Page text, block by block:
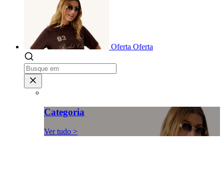
Oferta Oferta
Categoria
Ver tudo >